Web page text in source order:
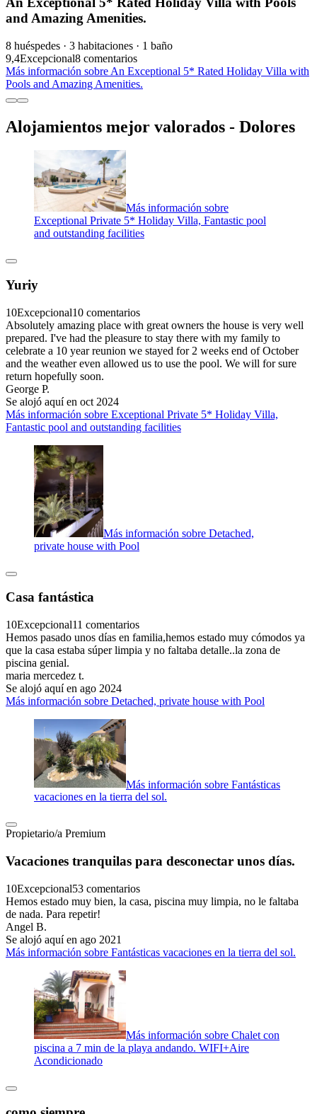
and Amazing Amenities.
8 huéspedes · 3 habitaciones · 1 baño
9,4Excepcional8 comentarios
Más información sobre An Exceptional 5* Rated Holiday Villa with
Pools and Amazing Amenities.
Alojamientos mejor valorados - Dolores
Más información sobre
Exceptional Private 5* Holiday Villa, Fantastic pool
and outstanding facilities
Yuriy
10Excepcional10 comentarios
Absolutely amazing place with great owners the house is very well
prepared. I've had the pleasure to stay there with my family to
celebrate a 10 year reunion we stayed for 2 weeks end of October
and the weather even allowed us to use the pool. We will for sure
return hopefully soon.
George P.
Se alojó aquí en oct 2024
Más información sobre Exceptional Private 5* Holiday Villa,
Fantastic pool and outstanding facilities
Más información sobre Detached,
private house with Pool
Casa fantástica
10Excepcional11 comentarios
Hemos pasado unos días en familia,hemos estado muy cómodos ya
que la casa estaba súper limpia y no faltaba detalle..la zona de
piscina genial.
maria mercedez t.
Se alojó aquí en ago 2024
Más información sobre Detached, private house with Pool
Más información sobre Fantásticas
vacaciones en la tierra del sol.
Propietario/a Premium
Vacaciones tranquilas para desconectar unos días.
10Excepcional53 comentarios
Hemos estado muy bien, la casa, piscina muy limpia, no le faltaba
de nada. Para repetir!
Angel B.
Se alojó aquí en ago 2021
Más información sobre Fantásticas vacaciones en la tierra del sol.
Más información sobre Chalet con
piscina a 7 min de la playa andando. WIFI+Aire
Acondicionado